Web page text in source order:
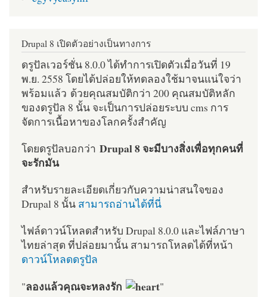
Drupal 8 เปิดตัวอย่างเป็นทางการ
ดรูปัลเวอร์ชั่น 8.0.0 ได้ทำการเปิดตัวเมื่อวันที่ 19
พ.ย. 2558 โดยได้ปล่อยให้ทดลองใช้มาจนแน่ใจว่า
พร้อมแล้ว ด้วยคุณสมบัติกว่า 200 คุณสมบัติหลัก
ของดรูปัล 8 นั้น จะเป็นการปล่อยระบบ cms การ
จัดการเนื้อหาของโลกครั้งสำคัญ
โดยดรูปัลบอกว่า Drupal 8 จะมีบางสิ่งเพื่อทุกคนที่
จะรักมัน
สำหรับรายละเอียดเกี่ยวกับความน่าสนใจของ
Drupal 8 นั้น สามารถอ่านได้ที่นี่
ไฟล์ดาวน์โหลดสำหรับ Drupal 8.0.0 และไฟล์ภาษา
ไทยล่าสุด ที่ปล่อยมานั้น สามารถโหลดได้ที่หน้า
ดาวน์โหลดดรูปัล
"ลองแล้วคุณจะหลงรัก "